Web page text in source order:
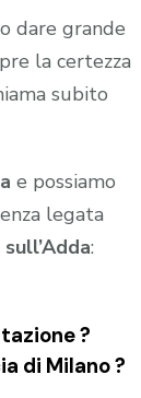
dare grande
la certezza
subito
e possiamo
legata
:
?
di Milano?